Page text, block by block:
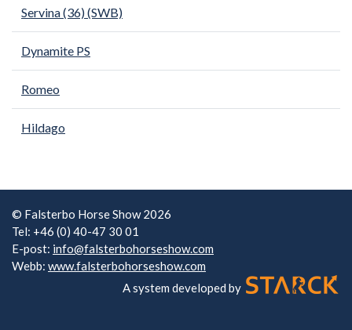
Servina (36) (SWB)
Dynamite PS
Romeo
Hildago
© Falsterbo Horse Show 2026
Tel: +46 (0) 40-47 30 01
E-post: info@falsterbohorseshow.com
Webb: www.falsterbohorseshow.com
A system developed by